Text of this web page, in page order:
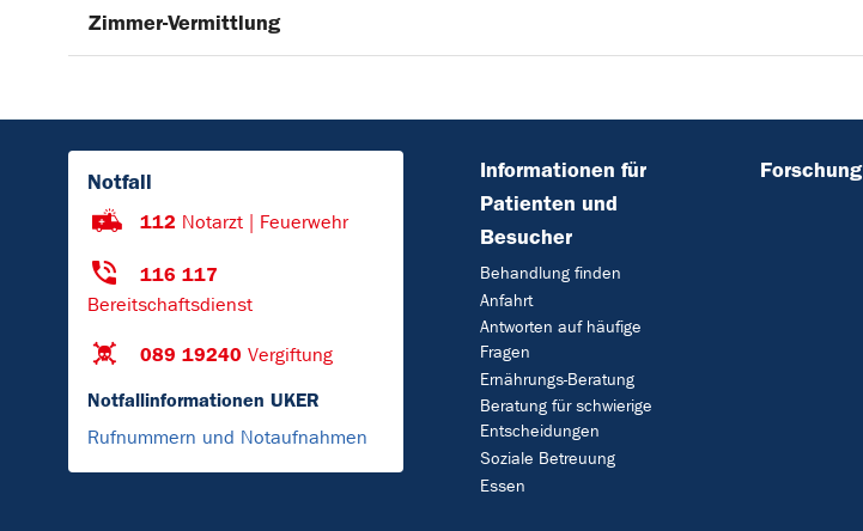
Zimmer-Vermittlung
Notfall
112 Notarzt | Feuerwehr
116 117
Bereitschaftsdienst
089 19240 Vergiftung
Notfallinformationen UKER
Rufnummern und Notaufnahmen
Informationen für
Patienten und
Besucher
Behandlung finden
Anfahrt
Antworten auf häufige
Fragen
Ernährungs-Beratung
Beratung für schwierige
Entscheidungen
Soziale Betreuung
Essen
Forschung